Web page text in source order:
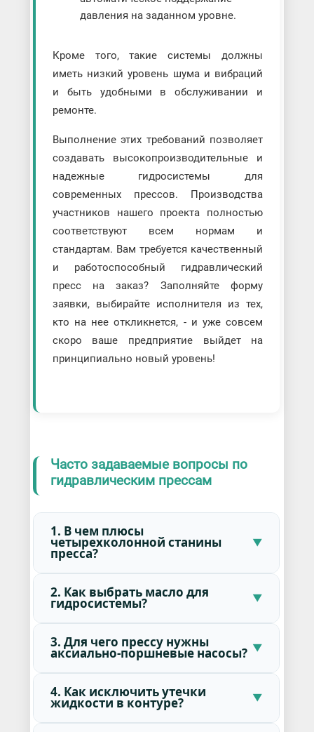
давления на заданном уровне.
Кроме того, такие системы должны
иметь низкий уровень шума и вибраций
и быть удобными в обслуживании и
ремонте.
Выполнение этих требований позволяет
создавать высокопроизводительные и
надежные гидросистемы для
современных прессов. Производства
участников нашего проекта полностью
соответствуют всем нормам и
стандартам. Вам требуется качественный
и работоспособный гидравлический
пресс на заказ? Заполняйте форму
заявки, выбирайте исполнителя из тех,
кто на нее откликнется, - и уже совсем
скоро ваше предприятие выйдет на
принципиально новый уровень!
Часто задаваемые вопросы по
гидравлическим прессам
1. В чем плюсы
четырехколонной станины
пресса?
2. Как выбрать масло для
гидросистемы?
3. Для чего прессу нужны
аксиально-поршневые насосы?
4. Как исключить утечки
жидкости в контуре?